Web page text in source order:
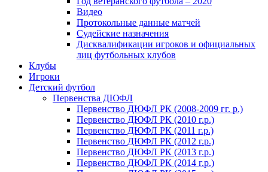
Видео
Протокольные данные матчей
Судейские назначения
Дисквалификации игроков и официальных
лиц футбольных клубов
Клубы
Игроки
Детский футбол
Первенства ДЮФЛ
Первенство ДЮФЛ РК (2008-2009 гг. р.)
Первенство ДЮФЛ РК (2010 г.р.)
Первенство ДЮФЛ РК (2011 г.р.)
Первенство ДЮФЛ РК (2012 г.р.)
Первенство ДЮФЛ РК (2013 г.р.)
Первенство ДЮФЛ РК (2014 г.р.)